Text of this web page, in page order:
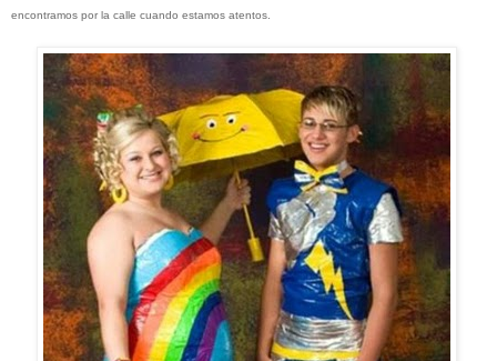
encontramos por la calle cuando estamos atentos.